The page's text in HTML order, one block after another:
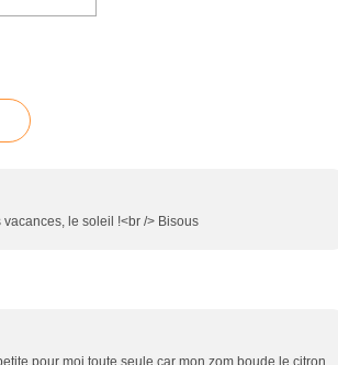
le soleil !<br /> Bisous
pour moi toute seule car mon zom boude le citron